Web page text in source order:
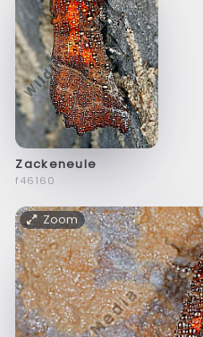
Zackeneule
f46160
Zoom